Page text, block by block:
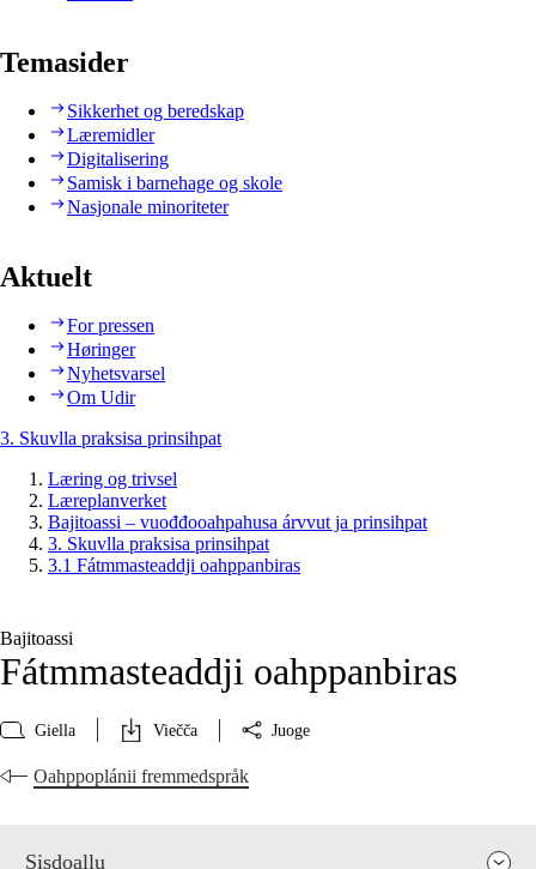
Temasider
Sikkerhet og beredskap
Læremidler
Digitalisering
Samisk i barnehage og skole
Nasjonale minoriteter
Aktuelt
For pressen
Høringer
Nyhetsvarsel
Om Udir
3. Skuvlla praksisa prinsihpat
Læring og trivsel
Læreplanverket
Bajitoassi – vuođđooahpahusa árvvut ja prinsihpat
3. Skuvlla praksisa prinsihpat
3.1 Fátmmasteaddji oahppanbiras
Bajitoassi
Fátmmasteaddji oahppanbiras
Giella Viečča Juoge
Oahppoplánii fremmedspråk
Sisdoallu